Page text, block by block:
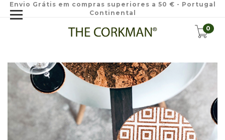
Envio Grátis em compras superiores a 50 € - Portugal
Continental
0